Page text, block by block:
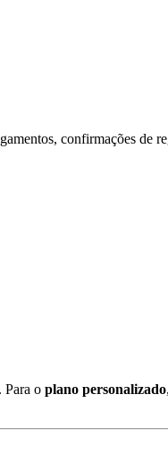
confirmações de
Para o plano personalizado